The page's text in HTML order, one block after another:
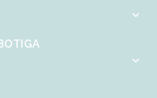

